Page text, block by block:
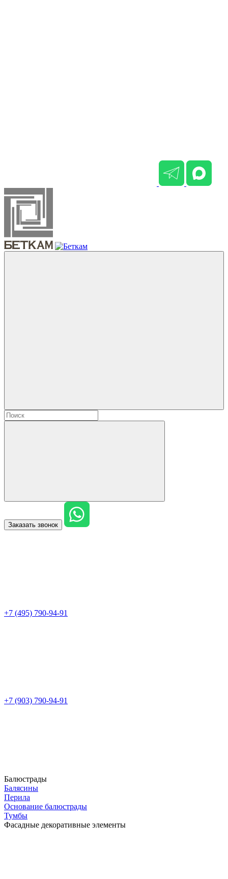
Заказать звонок
+7 (495) 790-94-91
+7 (903) 790-94-91
Балюстрады
Балясины
Перила
Основание балюстрады
Тумбы
Фасадные декоративные элементы